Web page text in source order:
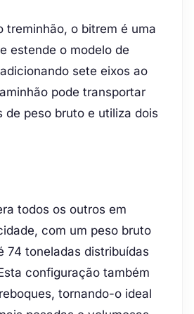
treminhão, o bitrem é uma
estende o modelo de
sete eixos ao
pode transportar
de peso bruto e utiliza dois
todos os outros em
com um peso bruto
74 toneladas distribuídas
configuração também
tornando-o ideal